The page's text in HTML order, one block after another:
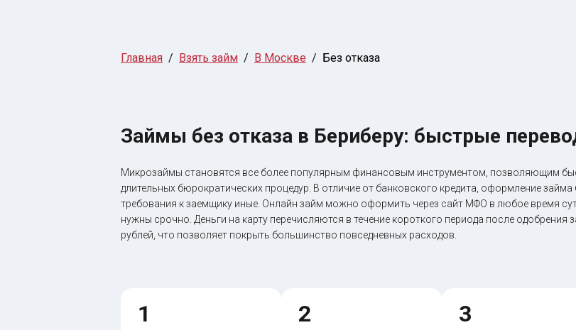
Главная Взять займ В Москве Без отказа
Займы без отказа в Бериберу: быстрые
Микрозаймы становятся все более популярным финансовым инструментом, позволяющим
длительных бюрократических процедур. В отличие от банковского кредита, оформление
требования к заемщику иные. Онлайн займ можно оформить через сайт МФО в любое время
нужны срочно. Деньги на карту перечисляются в течение короткого периода после
рублей, что позволяет покрыть большинство повседневных расходов.
1 2 3